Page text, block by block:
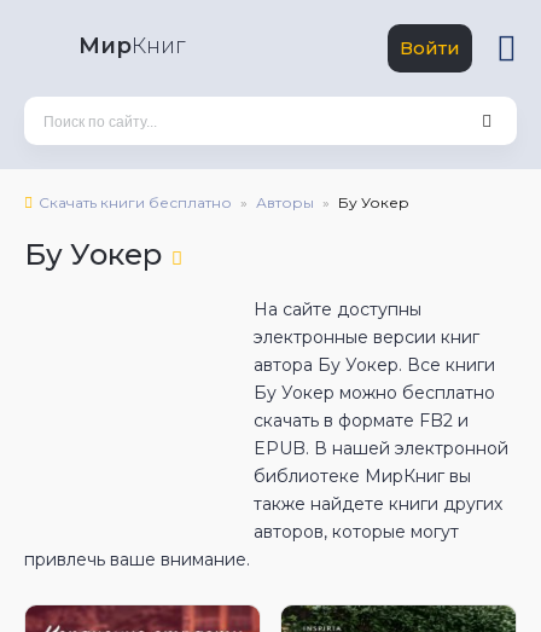
МирКниг Войти
Скачать книги бесплатно Авторы Бу Уокер
Бу Уокер
На сайте доступны
электронные версии книг
автора Бу Уокер. Все книги
Бу Уокер можно бесплатно
скачать в формате FB2 и
EPUB. В нашей электронной
библиотеке МирКниг вы
также найдете книги других
авторов, которые могут
привлечь ваше внимание.